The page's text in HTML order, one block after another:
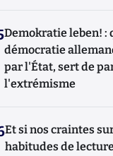
Demokratie leben! :
démocratie
par l'État, sert de
l'extrémisme
Et si nos craintes
habitudes de